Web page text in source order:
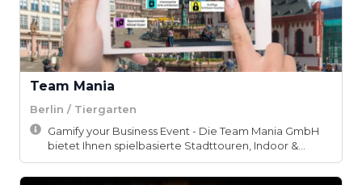
Team Mania
Berlin / Tiergarten
Gamify your Business Event - Die Team Mania GmbH
bietet Ihnen spielbasierte Stadttouren, Indoor &...